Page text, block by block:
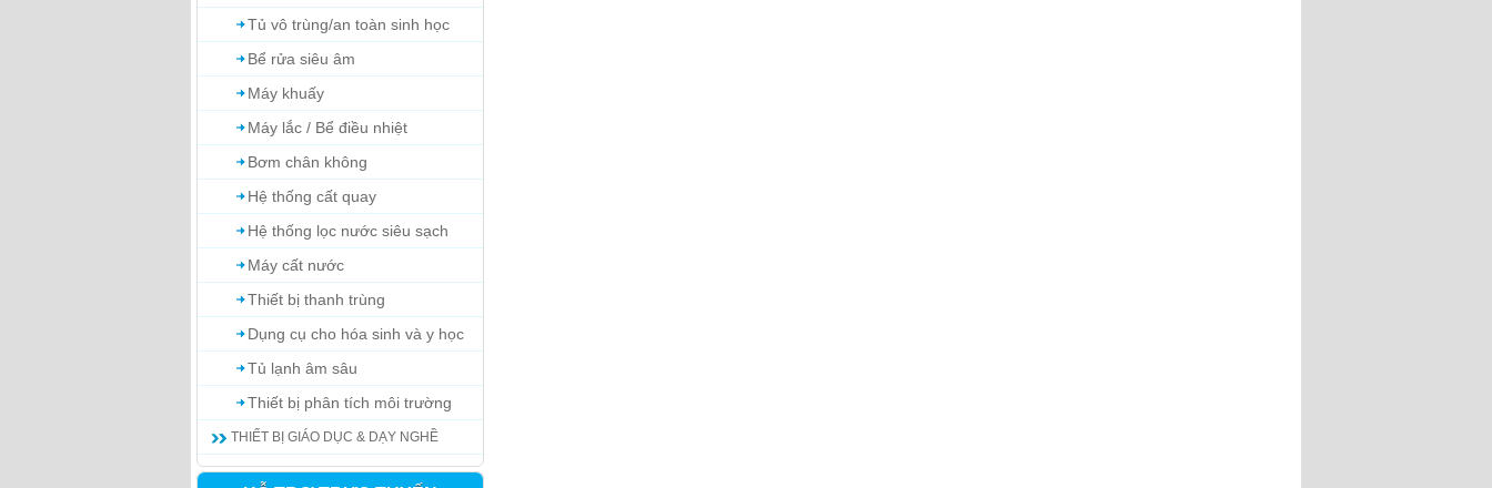
Tủ vô trùng/an toàn sinh học
Bể rửa siêu âm
Máy khuấy
Máy lắc / Bể điều nhiệt
Bơm chân không
Hệ thống cất quay
Hệ thống lọc nước siêu sạch
Máy cất nước
Thiết bị thanh trùng
Dụng cụ cho hóa sinh và y học
Tủ lạnh âm sâu
Thiết bị phân tích môi trường
THIẾT BỊ GIÁO DỤC & DẠY NGHỀ